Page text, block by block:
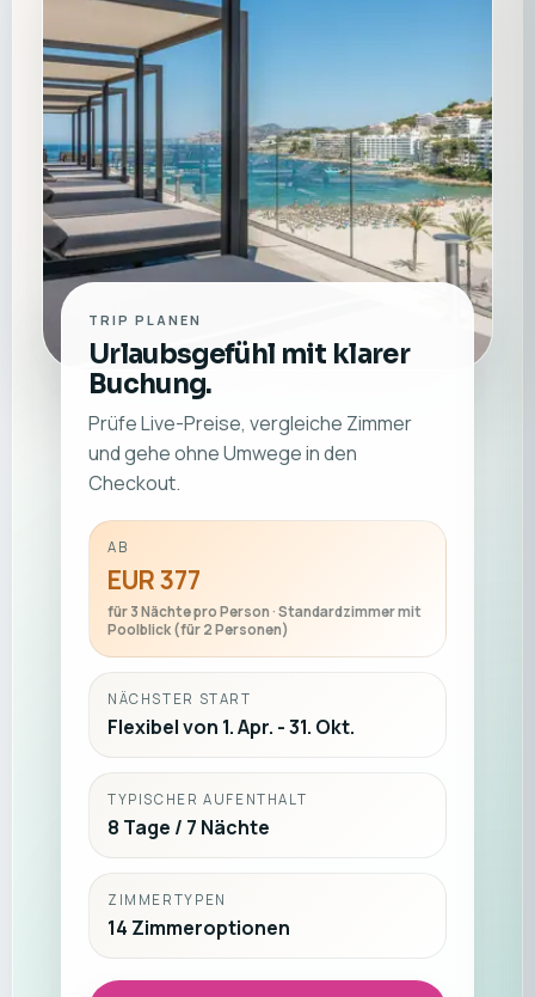
TRIP PLANEN
Urlaubsgefühl mit klarer
Buchung.
Prüfe Live-Preise, vergleiche Zimmer
und gehe ohne Umwege in den
Checkout.
AB
EUR 377
für 3 Nächte pro Person · Standardzimmer mit
Poolblick (für 2 Personen)
NÄCHSTER START
Flexibel von 1. Apr. - 31. Okt.
TYPISCHER AUFENTHALT
8 Tage / 7 Nächte
ZIMMERTYPEN
14 Zimmeroptionen